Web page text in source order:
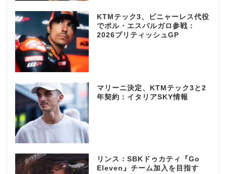
KTMテック3、ビニャーレス代役
でポル・エスパルガロ参戦：
2026ブリティッシュGP
マリーニ決定、KTMテック3と2
年契約：イタリアSKY情報
リンス：SBKドゥカティ『Go
Eleven』チーム加入を目指す